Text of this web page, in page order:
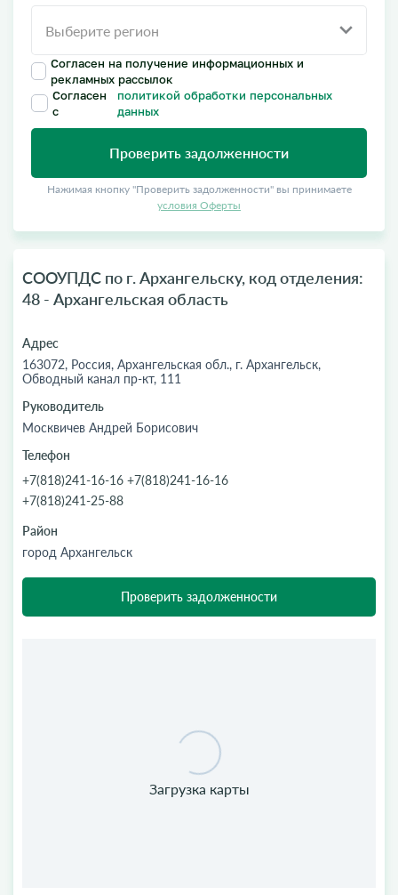
Согласен на получение информационных и
рекламных рассылок
Согласен
с
политикой обработки персональных
данных
Проверить задолженности
Нажимая кнопку "Проверить задолженности" вы принимаете
условия Оферты
СООУПДС по г. Архангельску, код отделения:
48 - Архангельская область
Адрес
163072, Россия, Архангельская обл., г. Архангельск,
Обводный канал пр-кт, 111
Руководитель
Москвичев Андрей Борисович
Телефон
+7(818)241-16-16 +7(818)241-16-16
+7(818)241-25-88
Район
город Архангельск
Проверить задолженности